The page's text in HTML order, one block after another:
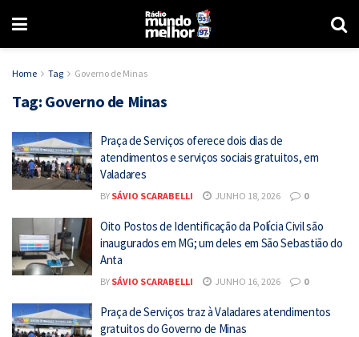
Home Tag Governo de Minas
Tag: Governo de Minas
Praça de Serviços oferece dois dias de
atendimentos e serviços sociais gratuitos, em
Valadares
BY SÁVIO SCARABELLI JUNHO 18, 2026 0
Oito Postos de Identificação da Polícia Civil são
inaugurados em MG; um deles em São Sebastião do
Anta
BY SÁVIO SCARABELLI JUNHO 16, 2026 0
Praça de Serviços traz à Valadares atendimentos
gratuitos do Governo de Minas